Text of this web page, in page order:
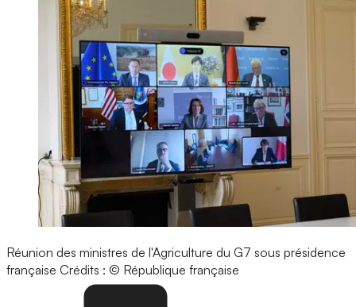
Réunion des ministres de l'Agriculture du G7 sous présidence
française Crédits : © République française